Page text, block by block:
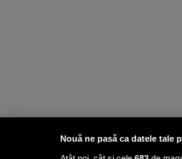
Nouă ne pasă ca datele tale